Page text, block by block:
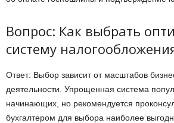
Вопрос: Как выбрать
систему
Ответ: Выбор зависит от масштабов
деятельности. Упрощенная система
начинающих, но рекомендуется
бухгалтером для выбора наиболее